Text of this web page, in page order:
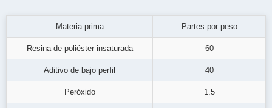
Materia prima Partes por peso
Resina de poliéster insaturada 60
Aditivo de bajo perfil 40
Peróxido 1.5